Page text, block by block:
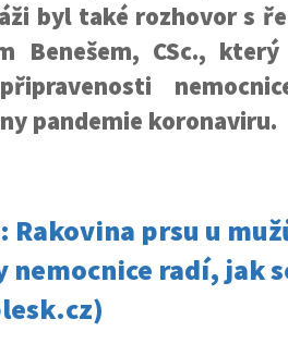
byl také rozhovor s
Benešem, CSc.,
pandemie koronaviru.
Rakovina prsu u
nemocnice radí, jak